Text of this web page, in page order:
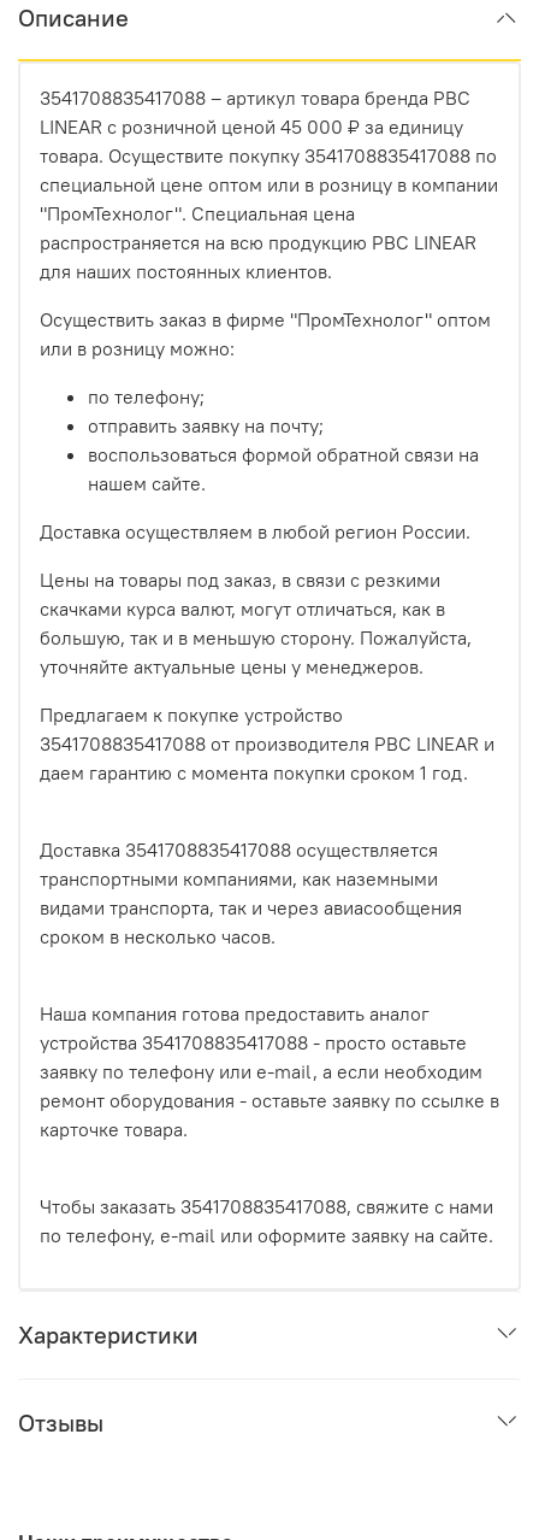
Описание
3541708835417088 – артикул товара бренда PBC
LINEAR с розничной ценой 45 000 ₽ за единицу
товара. Осуществите покупку 3541708835417088 по
специальной цене оптом или в розницу в компании
"ПромТехнолог". Специальная цена
распространяется на всю продукцию PBC LINEAR
для наших постоянных клиентов.
Осуществить заказ в фирме "ПромТехнолог" оптом
или в розницу можно:
по телефону;
отправить заявку на почту;
воспользоваться формой обратной связи на
нашем сайте.
Доставка осуществляем в любой регион России.
Цены на товары под заказ, в связи с резкими
скачками курса валют, могут отличаться, как в
большую, так и в меньшую сторону. Пожалуйста,
уточняйте актуальные цены у менеджеров.
Предлагаем к покупке устройство
3541708835417088 от производителя PBC LINEAR и
даем гарантию с момента покупки сроком 1 год.
Доставка 3541708835417088 осуществляется
транспортными компаниями, как наземными
видами транспорта, так и через авиасообщения
сроком в несколько часов.
Наша компания готова предоставить аналог
устройства 3541708835417088 - просто оставьте
заявку по телефону или e-mail, а если необходим
ремонт оборудования - оставьте заявку по ссылке в
карточке товара.
Чтобы заказать 3541708835417088, свяжите с нами
по телефону, e-mail или оформите заявку на сайте.
Характеристики
Отзывы